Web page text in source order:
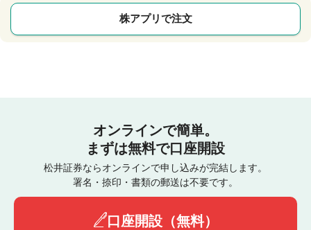
株アプリで注文
オンラインで簡単。
まずは無料で口座開設
松井証券ならオンラインで申し込みが完結します。
署名・捺印・書類の郵送は不要です。
口座開設（無料）